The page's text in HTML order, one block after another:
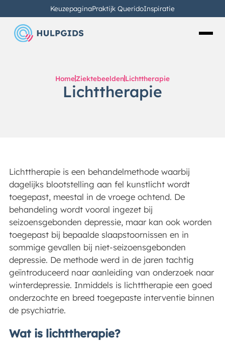
KeuzepaginaPraktijk QueridoInspiratie
HomeZiektebeeldenLichttherapie
Lichttherapie
Lichttherapie is een behandelmethode waarbij
dagelijks blootstelling aan fel kunstlicht wordt
toegepast, meestal in de vroege ochtend. De
behandeling wordt vooral ingezet bij
seizoensgebonden depressie, maar kan ook worden
toegepast bij bepaalde slaapstoornissen en in
sommige gevallen bij niet-seizoensgebonden
depressie. De methode werd in de jaren tachtig
geïntroduceerd naar aanleiding van onderzoek naar
winterdepressie. Inmiddels is lichttherapie een goed
onderzochte en breed toegepaste interventie binnen
de psychiatrie.
Wat is lichttherapie?